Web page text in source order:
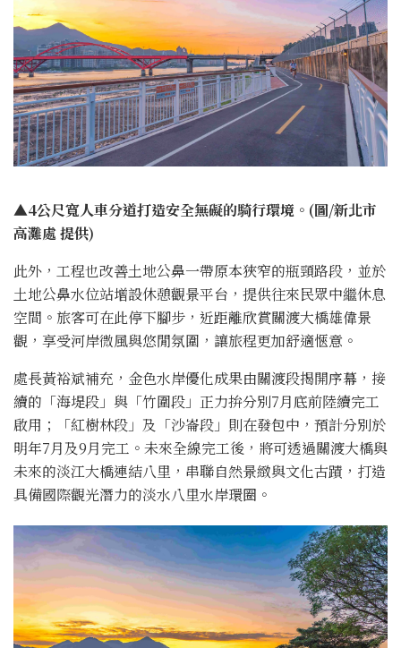
▲4公尺寬人車分道打造安全無礙的騎行環境。(圖/新北市
高灘處 提供)
此外，工程也改善土地公鼻一帶原本狹窄的瓶頸路段，並於
土地公鼻水位站增設休憩觀景平台，提供往來民眾中繼休息
空間。旅客可在此停下腳步，近距離欣賞關渡大橋雄偉景
觀，享受河岸微風與悠閒氛圍，讓旅程更加舒適愜意。
處長黃裕斌補充，金色水岸優化成果由關渡段揭開序幕，接
續的「海堤段」與「竹圍段」正力拚分別7月底前陸續完工
啟用；「紅樹林段」及「沙崙段」則在發包中，預計分別於
明年7月及9月完工。未來全線完工後，將可透過關渡大橋與
未來的淡江大橋連結八里，串聯自然景緻與文化古蹟，打造
具備國際觀光潛力的淡水八里水岸環圈。